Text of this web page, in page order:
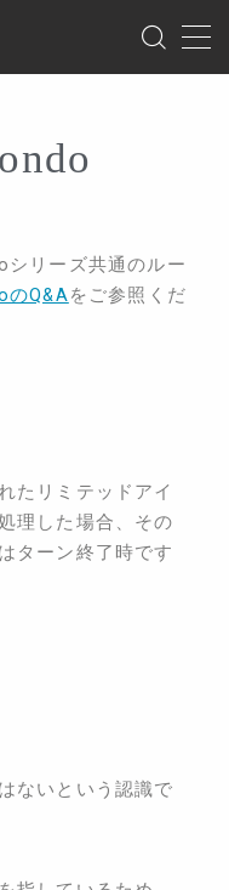
シリーズ共通のルー
のQ&Aをご参照くだ
たリミテッドアイ
理した場合、その
ターン終了時です
ないという認識で